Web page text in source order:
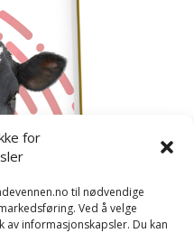
for
til nødvendige
Ved å velge
av informasjonskapsler. Du kan